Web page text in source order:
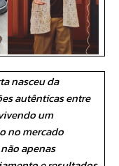
nasceu da
autênticas entre
um
no mercado
apenas